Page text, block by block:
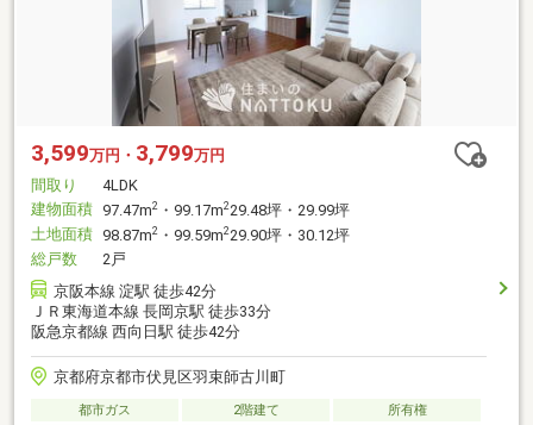
3,599万円・ 3,799万円
間取り
4LDK
建物面積 97.47m2 ・99.17m2 29.48坪・29.99坪
土地面積 98.87m2 ・99.59m2 29.90坪・30.12坪
総戸数
2戸
京阪本線 淀駅 徒歩42分
ＪＲ東海道本線 長岡京駅 徒歩33分
阪急京都線 西向日駅 徒歩42分
京都府京都市伏見区羽束師古川町
都市ガス 2階建て
所有権